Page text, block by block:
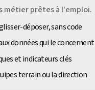
métier prêtes à l'emploi.
déposer, sans code
données qui le concernent
et indicateurs clés
terrain ou la direction